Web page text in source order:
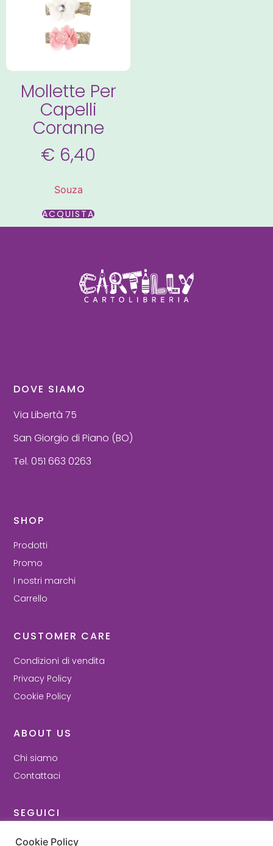
Mollette Per
Capelli
Coranne
€ 6,40
Souza
ACQUISTA
DOVE SIAMO
Via Libertà 75
San Giorgio di Piano (BO)
Tel. 051 663 0263
SHOP
Prodotti
Promo
I nostri marchi
Carrello
CUSTOMER CARE
Condizioni di vendita
Privacy Policy
Cookie Policy
ABOUT US
Chi siamo
Contattaci
SEGUICI
Facebook
Cookie Policy